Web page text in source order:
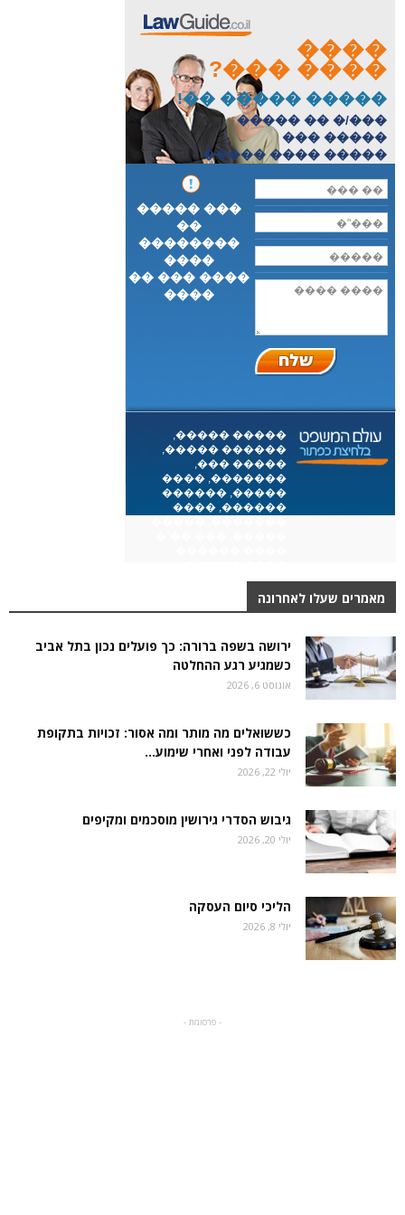
מאמרים שעלו לאחרונה
ירושה בשפה ברורה: כך פועלים נכון בתל אביב
כשמגיע רגע ההחלטה
אוגוסט 6, 2026
כששואלים מה מותר ומה אסור: זכויות בתקופת
עבודה לפני ואחרי שימוע...
יולי 22, 2026
גיבוש הסדרי גירושין מוסכמים ומקיפים
יולי 20, 2026
הליכי סיום העסקה
יולי 8, 2026
- פרסומת -